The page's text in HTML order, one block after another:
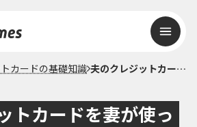
カードの基礎知識 夫のクレジットカードを妻が使ってもいい？対処法を解説
トカードを妻が使っ